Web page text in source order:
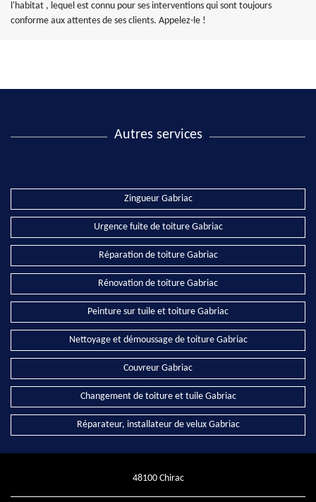
l'habitat , lequel est connu pour ses interventions qui sont toujours
conforme aux attentes de ses clients. Appelez-le !
Autres services
Zingueur Gabriac
Urgence fuite de toiture Gabriac
Réparation de toiture Gabriac
Rénovation de toiture Gabriac
Peinture sur tuile et toiture Gabriac
Nettoyage et démoussage de toiture Gabriac
Couvreur Gabriac
Changement de toiture et tuile Gabriac
Réparateur, installateur de velux Gabriac
48100 Chirac